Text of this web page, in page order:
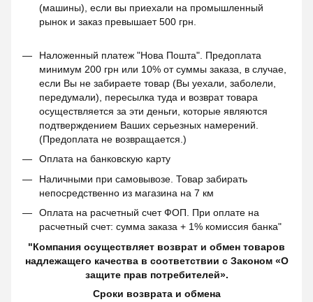
(машины), если вы приехали на промышленный
рынок и заказ превышает 500 грн.
Наложенный платеж "Нова Пошта". Предоплата
минимум 200 грн или 10% от суммы заказа, в случае,
если Вы не забираете товар (Вы уехали, заболели,
передумали), пересылка туда и возврат товара
осуществляется за эти деньги, которые являются
подтверждением Ваших серьезных намерений.
(Предоплата не возвращается.)
Оплата на банковскую карту
Наличными при самовывозе. Товар забирать
непосредственно из магазина на 7 км
Оплата на расчетный счет ФОП. При оплате на
расчетный счет: сумма заказа + 1% комиссия банка"
"Компания осуществляет возврат и обмен товаров
надлежащего качества в соответствии с Законом «О
защите прав потребителей».
Сроки возврата и обмена